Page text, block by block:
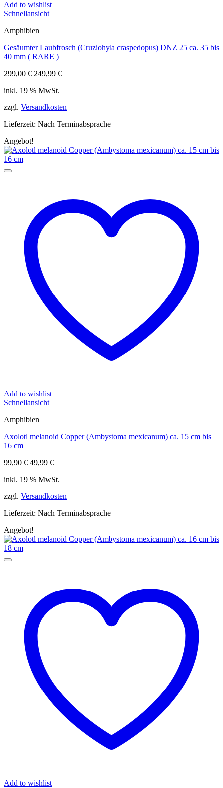
Add to wishlist
Schnellansicht
Amphibien
Gesäumter Laubfrosch (Cruziohyla craspedopus) DNZ 25 ca. 35 bis
40 mm ( RARE )
299,00€ Ursprünglicher
war:
249,99 €Aktueller
inkl. 19 % MwSt.
zzgl. Versandkosten
Lieferzeit: Nach Terminabsprache
Angebot!
Add to wishlist
Schnellansicht
Amphibien
Axolotl melanoid Copper (Ambystoma mexicanum) ca. 15 cm bis
16 cm
99,90€ Ursprünglicher
war:
49,99 €Aktueller
ist:
inkl. 19 % MwSt.
zzgl. Versandkosten
Lieferzeit: Nach Terminabsprache
Angebot!
Add to wishlist